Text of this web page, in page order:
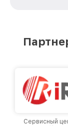
лучшим
Сервисный